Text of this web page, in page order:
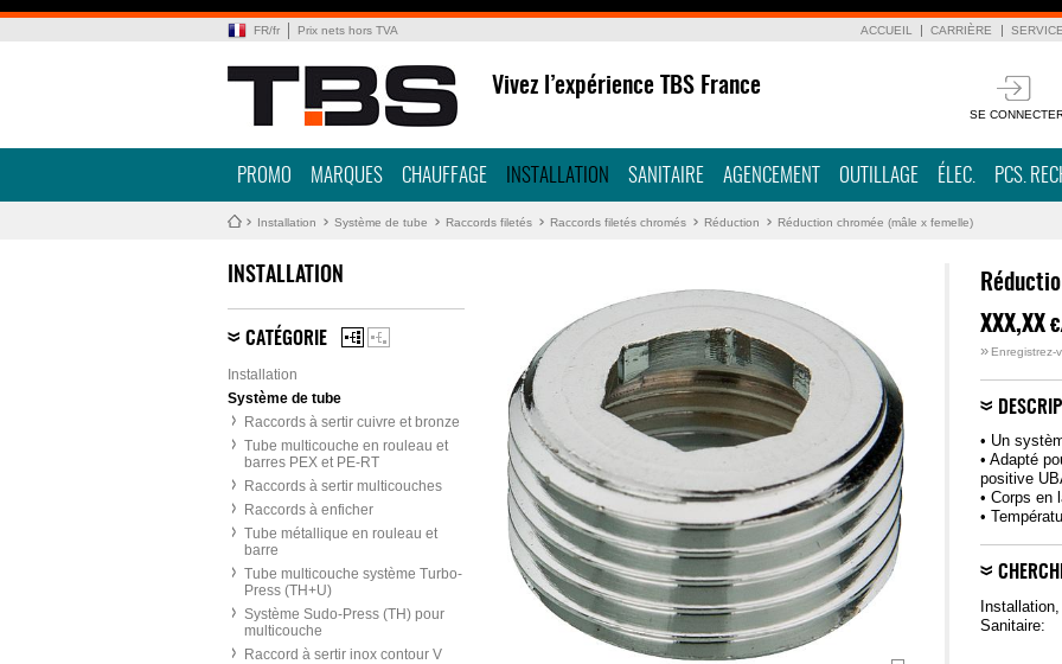
FR/fr Prix nets hors TVA ACCUEIL CARRIÈRE
Vivez l’expérience TBS France
SE
PROMO MARQUES CHAUFFAGE INSTALLATION SANITAIRE AGENCEMENT OUTILLAGE ÉLEC. PCS.
Installation Système de tube Raccords filetés Raccords filetés chromés Réduction Réduction chromée (mâle x femelle)
INSTALLATION
CATÉGORIE
Installation
Système de tube
Raccords à sertir cuivre et bronze
Tube multicouche en rouleau et
barres PEX et PE-RT
Raccords à sertir multicouches
Raccords à enficher
Tube métallique en rouleau et
barre
Tube multicouche système Turbo-
Press (TH+U)
Système Sudo-Press (TH) pour
multicouche
Raccord à sertir inox contour V
XXX,XX
» Enregistrez-
• Un
• Adapté
positive
• Corps en
•
Sanitaire: